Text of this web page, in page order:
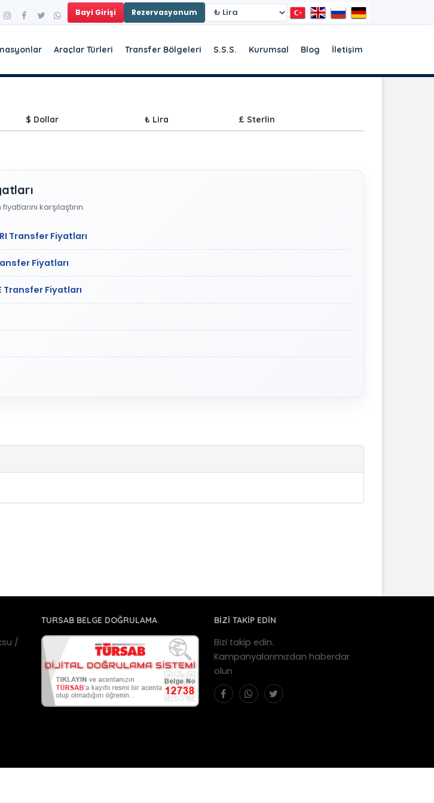
Bayi Girişi Rezervasyonum
Araçlar Türleri Transfer Bölgeleri S.S.S. Kurumsal Blog İletişim
$ Dollar ₺ Lira £ Sterlin
karşılaştırın.
Transfer Fiyatları
Fiyatları
Transfer Fiyatları
/
TURSAB BELGE DOĞRULAMA BİZİ TAKİP EDİN
Bizi takip edin.
Kampanyalarımızdan haberdar
olun